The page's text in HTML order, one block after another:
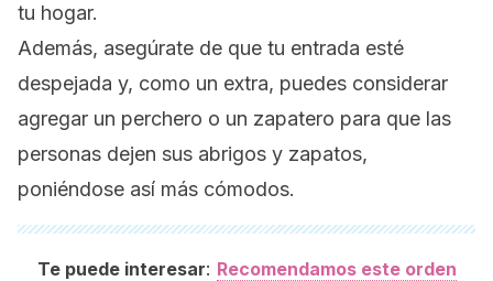
tu hogar.
Además, asegúrate de que tu entrada esté
despejada y, como un extra, puedes considerar
agregar un perchero o un zapatero para que las
personas dejen sus abrigos y zapatos,
poniéndose así más cómodos.
Te puede interesar: Recomendamos este orden